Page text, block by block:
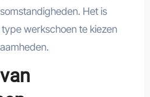
Het is
werkschoen te kiezen